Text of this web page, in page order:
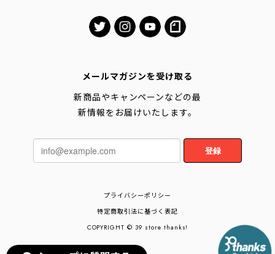
メールマガジンを受け取る
新商品やキャンペーンなどの最
新情報をお届けいたします。
登録
プライバシーポリシー
特定商取引法に基づく表記
COPYRIGHT © 39 store thanks!